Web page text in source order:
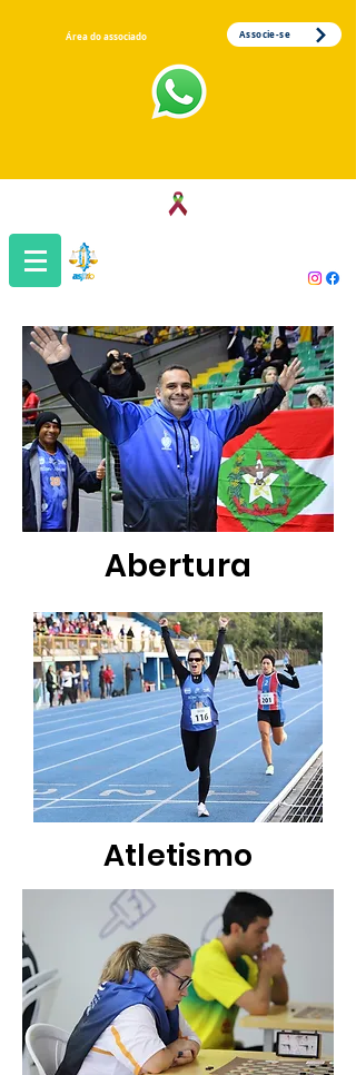
Área do associado Associe-se
Abertura
Atletismo